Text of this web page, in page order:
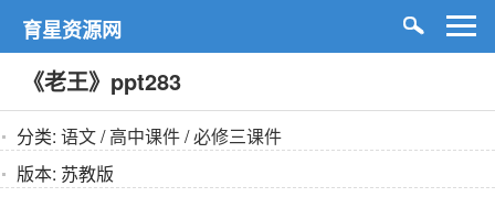
育星资源网
《老王》ppt283
分类: 语文/高中课件/必修三课件
版本: 苏教版